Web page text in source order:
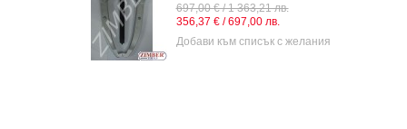
697,00 € / 1 363,21 лв.
356,37 € / 697,00 лв.
Добави към списък с желания